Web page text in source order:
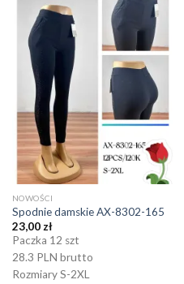
NOWOŚCI
Spodnie damskie AX-8302-165
23,00zł
Paczka 12 szt
28.3 PLN brutto
Rozmiary S-2XL